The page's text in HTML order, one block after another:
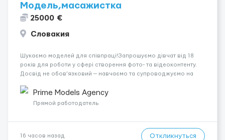
Модель,масажистка
25000 €
Словакия
Шукаємо моделей для співпраці!Запрошуємо дівчат від 18
років для роботи у сфері створення фото- та відеоконтенту.
Досвід не обов’язковий — навчаємо та супроводжуємо на
конфіденційність і професійну підтримку. Працюємо офіційно,
поважаємо особ...
Prime Models Agency
Прямой работодатель
16 часов назад Откликнуться